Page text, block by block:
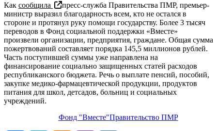
Как сообщила
пресс-служба Правительства ПМР, премьер-
министр выразил благодарность всем, кто не остался в
стороне и протянул руку помощи государству. Более 3 тысяч
переводов в Фонд социальной поддержки «Вместе»
произвели организации, предприятия, граждане. Общая сумма
пожертвований составляет порядка 145,5 миллионов рублей.
Часть поступившей суммы уже направлена на
финансирование социально защищенных статей расходов
республиканского бюджета. Речь о выплате пенсий, пособий,
закупке медико-фармацевтической продукции, продуктов
питания для школ, детсадов, больниц и социальных
учреждений.
Фонд "Вместе"Правительство ПМР